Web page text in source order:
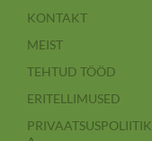
KONTAKT
MEIST
TEHTUD TÖÖD
ERITELLIMUSED
PRIVAATSUSPOLIITIK